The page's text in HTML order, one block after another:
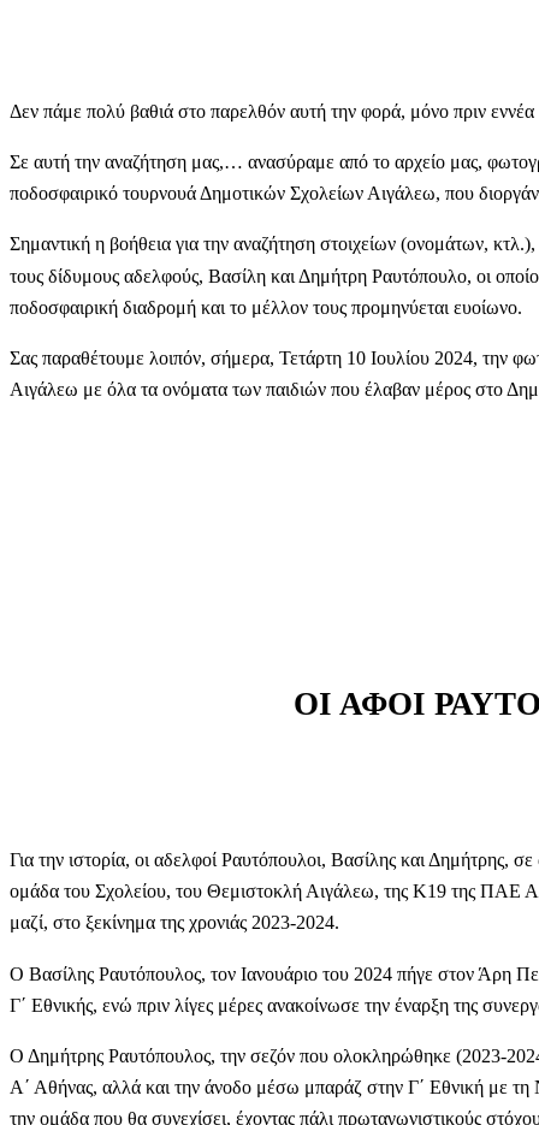
Δεν πάμε πολύ βαθιά στο παρελθόν αυτή την φορά, μόνο πριν
Σε αυτή την αναζήτηση μας,… ανασύραμε από το αρχείο μας,
ποδοσφαιρικό τουρνουά Δημοτικών Σχολείων Αιγάλεω, που
Σημαντική η βοήθεια για την αναζήτηση στοιχείων (ονομάτων,
τους δίδυμους αδελφούς, Βασίλη και Δημήτρη Ραυτόπουλο, οι
ποδοσφαιρική διαδρομή και το μέλλον τους προμηνύεται ευοίωνο.
Σας παραθέτουμε λοιπόν, σήμερα, Τετάρτη 10 Ιουλίου 2024, την
Αιγάλεω με όλα τα ονόματα των παιδιών που έλαβαν μέρος στο
ΟΙ ΑΦΟΙ
Για την ιστορία, οι αδελφοί Ραυτόπουλοι, Βασίλης και Δημήτρης,
ομάδα του Σχολείου, του Θεμιστοκλή Αιγάλεω, της Κ19 της ΠΑΕ
μαζί, στο ξεκίνημα της χρονιάς 2023-2024.
Ο Βασίλης Ραυτόπουλος, τον Ιανουάριο του 2024 πήγε στον Άρη
Γ΄ Εθνικής, ενώ πριν λίγες μέρες ανακοίνωσε την έναρξη της
Ο Δημήτρης Ραυτόπουλος, την σεζόν που ολοκληρώθηκε (2023-
Α΄ Αθήνας, αλλά και την άνοδο μέσω μπαράζ στην Γ΄ Εθνική με τη
την ομάδα που θα συνεχίσει, έχοντας πάλι πρωταγωνιστικούς